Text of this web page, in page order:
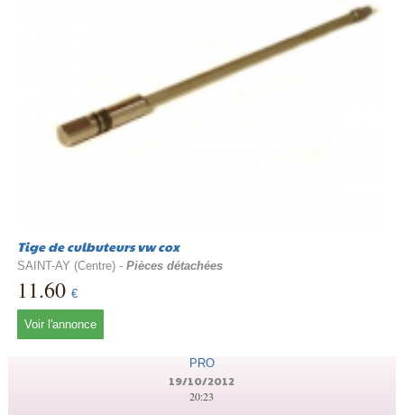
Tige de culbuteurs vw cox
SAINT-AY (Centre) - Pièces détachées
11.60 €
Voir l'annonce
PRO
19/10/2012
20:23